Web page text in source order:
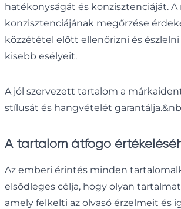
hatékonyságát és konzisztenciáját.
konzisztenciájának megőrzése
közzététel előtt ellenőrizni és
kisebb esélyeit.
A jól szervezett tartalom a
stílusát és hangvételét
A tartalom átfogó
Az emberi érintés minden
elsődleges célja, hogy olyan
amely felkelti az olvasó érzelmeit és